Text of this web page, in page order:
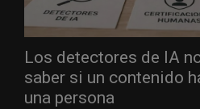
Los detectores de IA
saber si un contenido
una persona